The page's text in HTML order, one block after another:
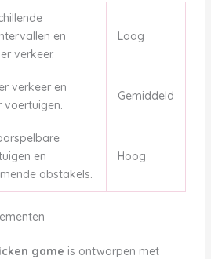
en
verkeer.
Laag
verkeer en
voertuigen.
Gemiddeld
en
obstakels.
Hoog
game is ontworpen met